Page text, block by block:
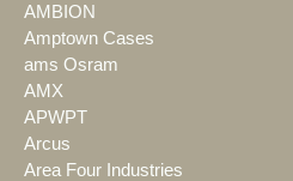
AMBION
Amptown Cases
ams Osram
AMX
APWPT
Arcus
Area Four Industries